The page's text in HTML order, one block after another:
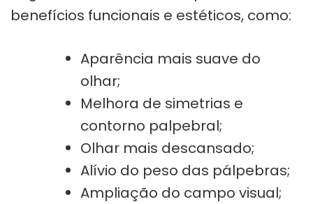
benefícios funcionais e estéticos, como:
Aparência mais suave do
olhar;
Melhora de simetrias e
contorno palpebral;
Olhar mais descansado;
Alívio do peso das pálpebras;
Ampliação do campo visual;